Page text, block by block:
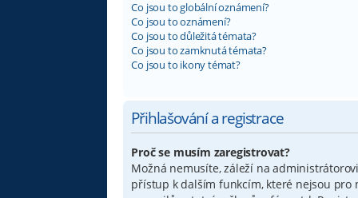
Co jsou to globální oznámení?
Co jsou to oznámení?
Co jsou to důležitá témata?
Co jsou to zamknutá témata?
Co jsou to ikony témat?
Přihlašování a registrace
Proč se musím zaregistrovat?
Možná nemusíte, záleží na
přístup k dalším funkcím, které nejsou pro